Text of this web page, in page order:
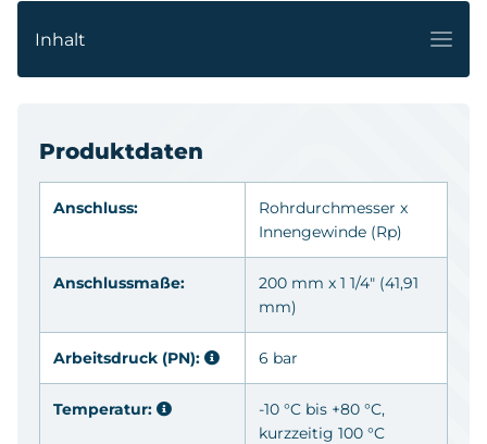
Inhalt
Produktdaten
Anschluss:
Rohrdurchmesser x
Innengewinde (Rp)
Anschlussmaße:
200 mm x 1 1/4" (41,91
mm)
Arbeitsdruck (PN): 6 bar
Temperatur:
-10 °C bis +80 °C,
kurzzeitig 100 °C